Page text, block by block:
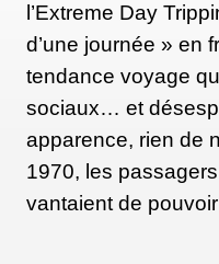
Envie de pays baltes
EuroVélo 10traverse
Danemark, la Suède,
l’Estonie, la Lettonie
tout avaler, même
bonheur, sachant que
convient aussi bien
l’Extreme Day
d’une journée » en
tendance voyage
sociaux… et
apparence, rien de
1970, les
vantaient de